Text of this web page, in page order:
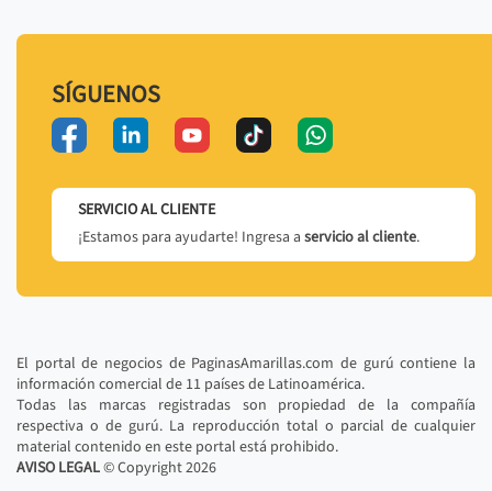
SÍGUENOS
SERVICIO AL CLIENTE
¡Estamos para ayudarte! Ingresa a servicio al cliente.
El portal de negocios de PaginasAmarillas.com de gurú contiene la
información comercial de 11 países de Latinoamérica.
Todas las marcas registradas son propiedad de la compañía
respectiva o de gurú. La reproducción total o parcial de cualquier
material contenido en este portal está prohibido.
AVISO LEGAL© Copyright2026